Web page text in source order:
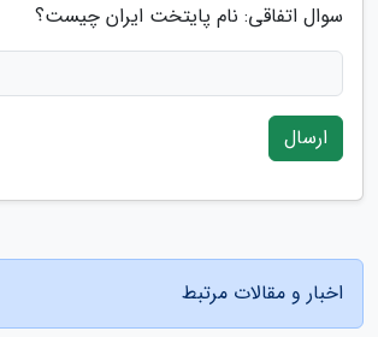
سوال اتفاقی: نام پایتخت ایران چیست؟
ارسال
اخبار و مقالات مرتبط